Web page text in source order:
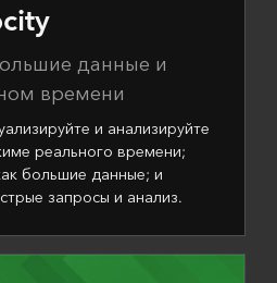
данные и
времени
и анализируйте
реального времени;
большие данные; и
запросы и анализ.